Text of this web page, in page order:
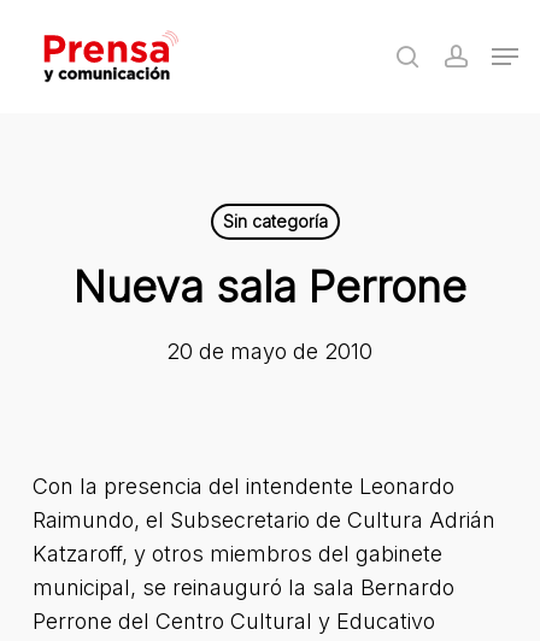
main
search
Sin categoría
Nueva sala Perrone
20 de mayo de 2010
Con la presencia del intendente Leonardo
Raimundo, el Subsecretario de Cultura Adrián
Katzaroff, y otros miembros del gabinete
municipal, se reinauguró la sala Bernardo
Perrone del Centro Cultural y Educativo